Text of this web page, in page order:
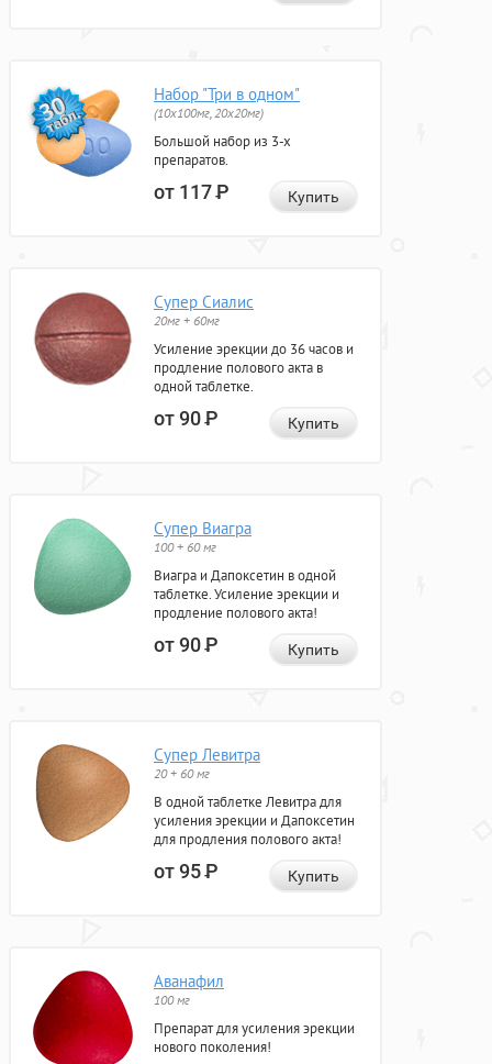
Набор "Три в одном"
(10x100мг, 20x20мг)
Большой набор из 3-х
препаратов.
от 117Р Купить
Супер Сиалис
20мг + 60мг
Усиление эрекции до 36 часов и
продление полового акта в
одной таблетке.
от 90Р Купить
Супер Виагра
100 + 60 мг
Виагра и Дапоксетин в одной
таблетке. Усиление эрекции и
продление полового акта!
от 90Р Купить
Супер Левитра
20 + 60 мг
В одной таблетке Левитра для
усиления эрекции и Дапоксетин
для продления полового акта!
от 95Р Купить
Аванафил
100 мг
Препарат для усиления эрекции
нового поколения!